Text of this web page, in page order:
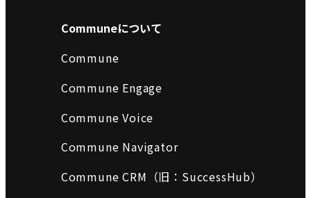
Communeについて
Commune
Commune Engage
Commune Voice
Commune Navigator
Commune CRM（旧：SuccessHub）